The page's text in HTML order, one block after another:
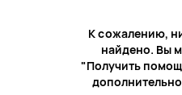
К сожалению,
найдено. Вы
"Получить